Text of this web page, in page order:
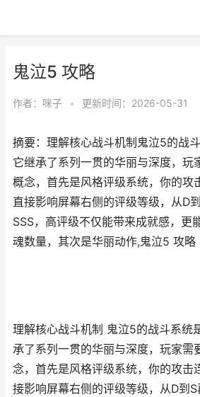
鬼泣5 攻略
作者： 咪子 • 更新时间：2026-05-31
摘要：理解核心战斗机制鬼泣5的战
它继承了系列一贯的华丽与深度，玩
概念，首先是风格评级系统，你的攻
直接影响屏幕右侧的评级等级，从D
SSS，高评级不仅能带来成就感，更
魂数量，其次是华丽动作,鬼泣5 攻略
理解核心战斗机制 鬼泣5的战斗系统
承了系列一贯的华丽与深度，玩家需
念，首先是风格评级系统，你的攻击
接影响屏幕右侧的评级等级，从D到